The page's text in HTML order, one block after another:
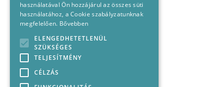
használatával Ön hozzájárul az összes süti
használatához, a Cookie szabályzatunknak
megfelelően. Bővebben
ELENGEDHETETLENÜL
SZÜKSÉGES
TELJESÍTMÉNY
CÉLZÁS